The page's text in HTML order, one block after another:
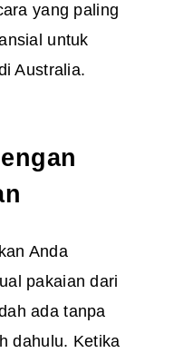
yang paling
untuk
Australia.
Anda
pakaian dari
ada tanpa
dahulu. Ketika